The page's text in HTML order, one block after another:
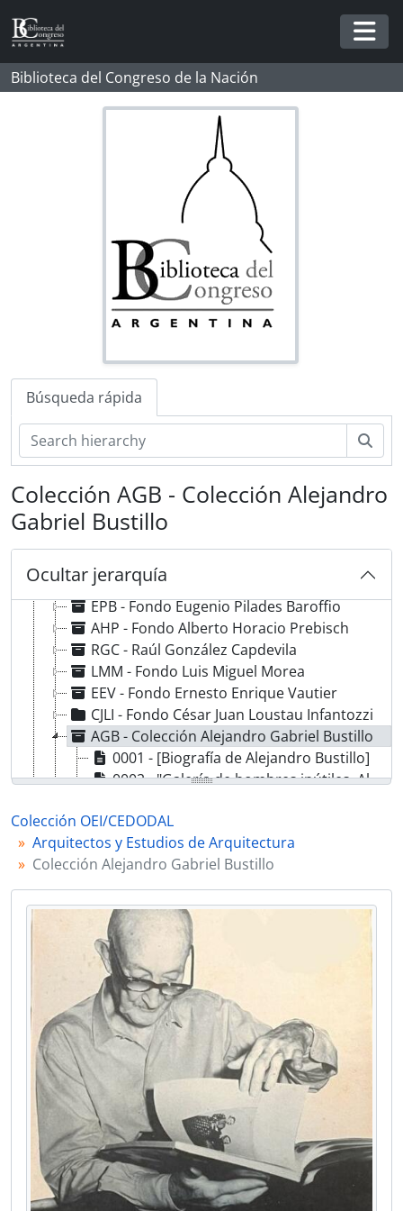
Skip to main content
Biblioteca del Congreso de la Nación
Búsqueda rápida
Colección AGB - Colección Alejandro
Gabriel Bustillo
Ocultar jerarquía
AE-ACE-OEI/CEDODAL - Colección OEI/CEDODAL
Arq. - Arquitectos y Estudios de Arquitectura
EPB - Fondo Eugenio Pilades Baroffio
AHP - Fondo Alberto Horacio Prebisch
RGC - Raúl González Capdevila
LMM - Fondo Luis Miguel Morea
EEV - Fondo Ernesto Enrique Vautier
CJLI - Fondo César Juan Loustau Infantozzi
AGB - Colección Alejandro Gabriel Bustillo
0001 - [Biografía de Alejandro Bustillo]
0002 - "Galería de hombres inútiles. Alejandro Bustillo" [Artículo periodístico]
0004 - "Casa en Mar del Plata para el señor Don Bartolomé Devoto" [Plano]
0005 - "Casa en Mar del Plata. Arquitecto: Alejandro Bustillo" [Artículo]
0006 - [Plano de la "Torre Tanque" de Mar del Plata]
0007 - "Casa particular. Arquitecto Alejandro Bustillo" [Artículo]
0008 - [Memoria oficial "Cuatro años de gobierno. 1936-1940" de la Provincia de Buenos Aires]
0009 - "En algunos lugares hizo todo, menos las montañas" [Artículo periodístico]
0010 - [Artículo sobre hotel y casino, proyecto de Alejandro Bustillo]
0011 - [Artículo sobre hotel y casino, proyecto de Alejandro Bustillo]
0012 - [Suplemento del diario La Razón sobre el edificio del Banco de la Nación]
0013 - [Carta de Martha Levisman dirigida a Eduardo Sacriste]
0014 - "Arquitecto D. Alejandro Bustillo" [Artículo periodístico]
0015 - "El nuevo edificio del Banco de la Nación Argentina" [Artículo]
0016 - [Llamado a subasta de la concesión del Hotel Provincial de Mar del Plata]
0017 - "Argentina en marcha" [Folleto]
0018 - "Mensaje de Domingo Mercante, gobernador de la Provincia de Buenos Aires, en la inauguración del 94° periodo de sesiones de la legislatura"
0019 - "Informes y mensajes del Gobernador de Buenos Aires Coronel Domingo Mercante ante la Asamblea Legislativa"
0020 - "Restauración de un Solar Histórico" [Artículo periodístico]
0021 - "El viejo cabildo en un evocador ambiente" [Artículo periodístico]
Colección OEI/CEDODAL
Arquitectos y Estudios de Arquitectura
Colección Alejandro Gabriel Bustillo